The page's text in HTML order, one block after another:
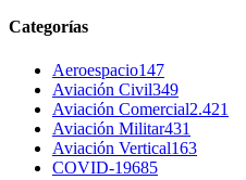
Categorías
Aeroespacio147
Aviación Civil349
Aviación Comercial2.421
Aviación Militar431
Aviación Vertical163
COVID-19685